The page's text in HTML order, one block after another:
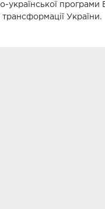
української
України.